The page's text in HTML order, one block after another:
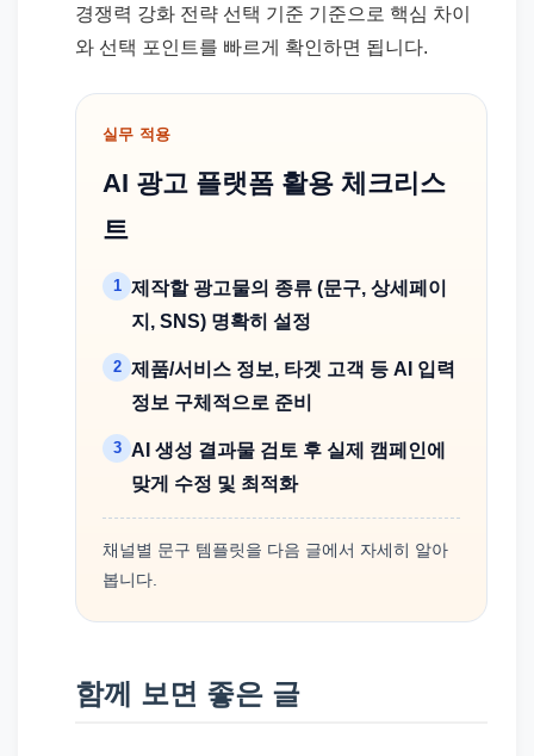
경쟁력 강화 전략 선택 기준 기준으로 핵심 차이
와 선택 포인트를 빠르게 확인하면 됩니다.
실무 적용
AI 광고 플랫폼 활용 체크리스
트
1 제작할 광고물의 종류 (문구, 상세페이
지, SNS) 명확히 설정
2 제품/서비스 정보, 타겟 고객 등 AI 입력
정보 구체적으로 준비
3 AI 생성 결과물 검토 후 실제 캠페인에
맞게 수정 및 최적화
채널별 문구 템플릿을 다음 글에서 자세히 알아
봅니다.
함께 보면 좋은 글